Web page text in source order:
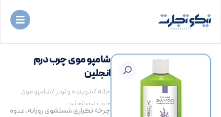
شامپو موی چرب درم
انجلین
خانه/شوینده و تونر/ شامپو موی
چرب درم انجلین
چرخه تکراری شستشوی روزانه، علاوه